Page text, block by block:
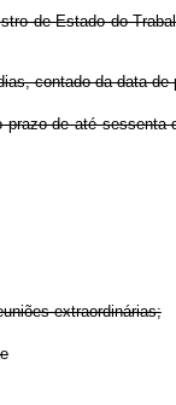
de Estado do
contado da data
de até
extraordinárias;